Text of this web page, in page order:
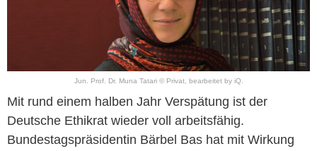
Jun. Prof. Dr. Muna Tatari © Privat, bearbeitet by iQ.
Mit rund einem halben Jahr Verspätung ist der
Deutsche Ethikrat wieder voll arbeitsfähig.
Bundestagspräsidentin Bärbel Bas hat mit Wirkung